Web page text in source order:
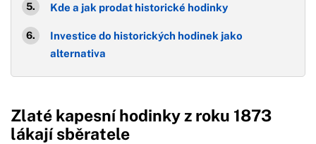
Kde a jak prodat historické hodinky
Investice do historických hodinek jako
alternativa
Zlaté kapesní hodinky z roku 1873
lákají sběratele